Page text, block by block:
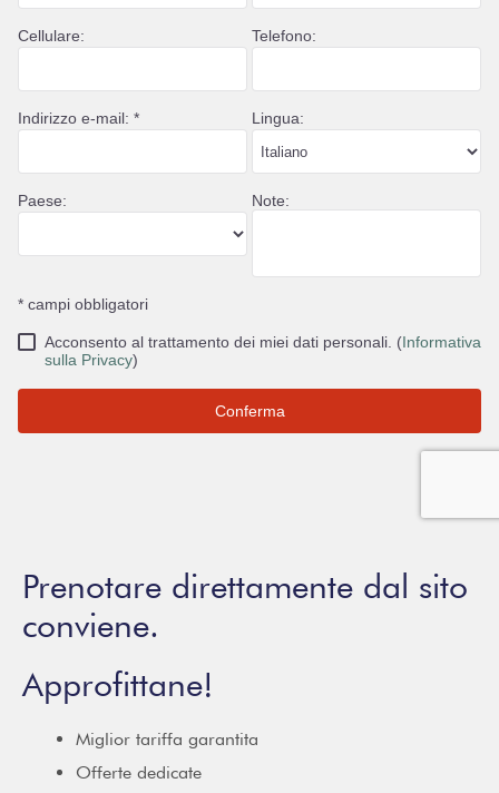
Prenotare direttamente dal sito
conviene.
Approfittane!
Miglior tariffa garantita
Offerte dedicate